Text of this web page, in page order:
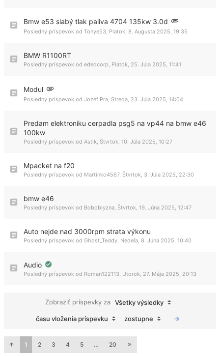
Bmw e53 slabý tlak paliva 4704 135kw 3.0d
Posledný príspevok od Tonye53, Piatok, 8. Augusta 2025, 19:35
BMW R1100RT
Posledný príspevok od ededcorp, Piatok, 25. Júla 2025, 11:41
Modul
Posledný príspevok od Jozef Pra, Streda, 23. Júla 2025, 14:04
Predam elektroniku cerpadla psg5 na vp44 na bmw e46
100kw
Posledný príspevok od Astik, Štvrtok, 10. Júla 2025, 10:27
Mpacket na f20
Posledný príspevok od Martinko4567, Štvrtok, 3. Júla 2025, 22:30
bmw e46
Posledný príspevok od Boboblyzna, Štvrtok, 19. Júna 2025, 12:47
Auto nejde nad 3000rpm strata výkonu
Posledný príspevok od Ghost_Teddy, Nedeľa, 8. Júna 2025, 10:40
Audio
Posledný príspevok od Roman122113 Utorok, 27. Mája 2025, 20:13
Zobraziť príspevky za Všetky výsledky
času vloženia príspevku zostupne
1 2 3 4 5 … 20